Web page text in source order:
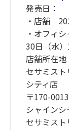
発売日：
・店舗
・オフィ
30日（水
店舗所在地
セサミス
シティ店
〒170-
シャイン
セサミス